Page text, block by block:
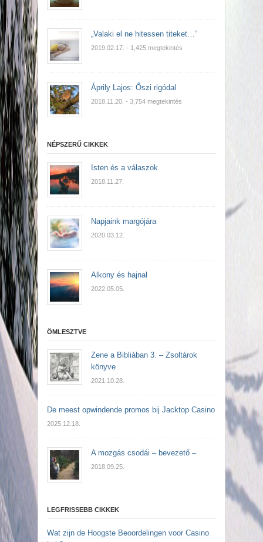
„Valaki el ne hitessen titeket…”
2019.02.17. - 1,425 megtekintés
Áprily Lajos: Őszi rigódal
2018.11.20. - 3,754 megtekintés
NÉPSZERŰ CIKKEK
Isten és a válaszok
2018.11.27.
Napjaink margójára
2020.03.12.
Alkony és hajnal
2022.05.05.
ÖMLESZTVE
Zene a Bibliában 3. – Zsoltárok
könyve
2021.10.28.
De meest opwindende promos bij Jacktop Casino
2025.12.18.
A mozgás csodái – bevezető –
2018.09.25.
LEGFRISSEBB CIKKEK
Wat zijn de Hoogste Beoordelingen voor Casino